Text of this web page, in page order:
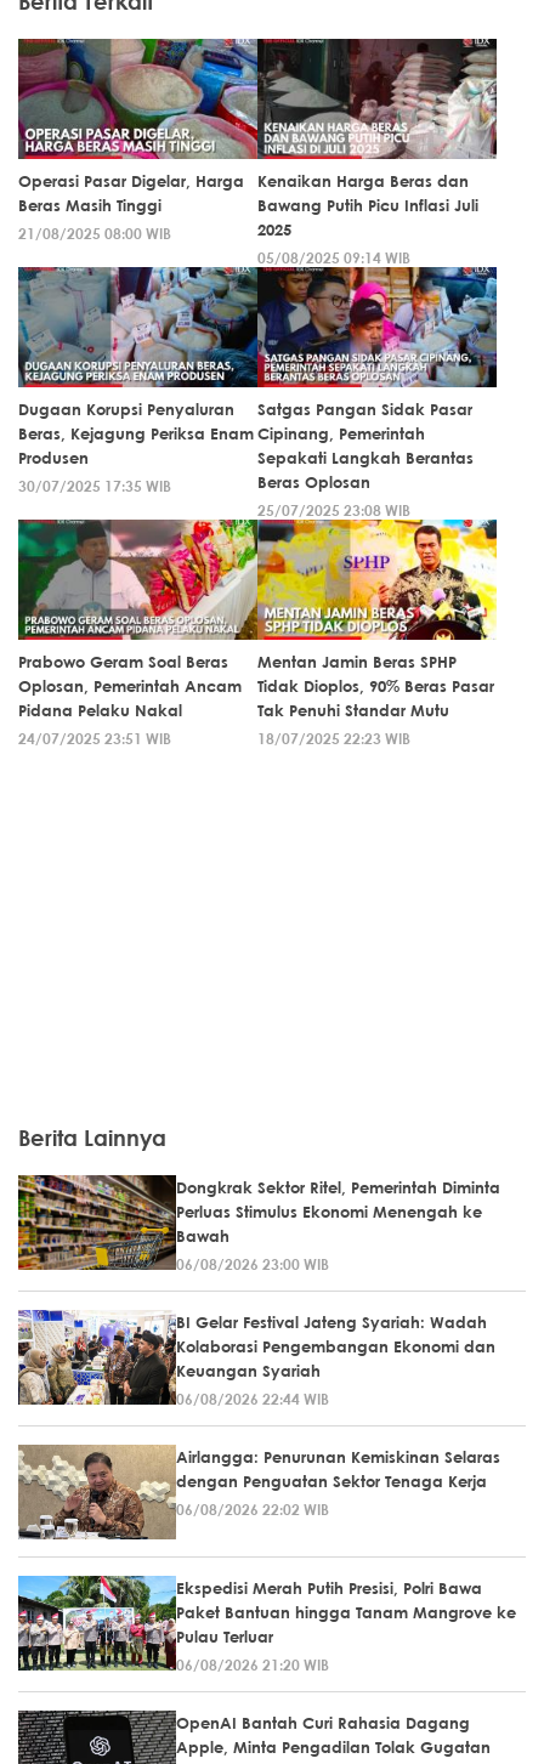
Operasi Pasar Digelar, Harga
Beras Masih Tinggi
21/08/2025 08:00 WIB
Kenaikan Harga Beras dan
Bawang Putih Picu Inflasi Juli
2025
05/08/2025 09:14 WIB
Dugaan Korupsi Penyaluran
Beras, Kejagung Periksa Enam
Produsen
30/07/2025 17:35 WIB
Satgas Pangan Sidak Pasar
Cipinang, Pemerintah
Sepakati Langkah Berantas
Beras Oplosan
25/07/2025 23:08 WIB
Prabowo Geram Soal Beras
Oplosan, Pemerintah Ancam
Pidana Pelaku Nakal
24/07/2025 23:51 WIB
Mentan Jamin Beras SPHP
Tidak Dioplos, 90% Beras Pasar
Tak Penuhi Standar Mutu
18/07/2025 22:23 WIB
Berita Lainnya
Dongkrak Sektor Ritel, Pemerintah Diminta
Perluas Stimulus Ekonomi Menengah ke
Bawah
06/08/2026 23:00 WIB
BI Gelar Festival Jateng Syariah: Wadah
Kolaborasi Pengembangan Ekonomi dan
Keuangan Syariah
06/08/2026 22:44 WIB
Airlangga: Penurunan Kemiskinan Selaras
dengan Penguatan Sektor Tenaga Kerja
06/08/2026 22:02 WIB
Ekspedisi Merah Putih Presisi, Polri Bawa
Paket Bantuan hingga Tanam Mangrove ke
Pulau Terluar
06/08/2026 21:20 WIB
OpenAI Bantah Curi Rahasia Dagang
Apple, Minta Pengadilan Tolak Gugatan